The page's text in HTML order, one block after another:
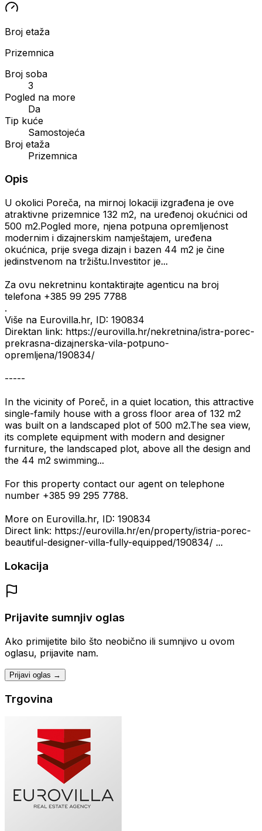
Broj etaža
Prizemnica
Broj soba
3
Pogled na more
Da
Tip kuće
Samostojeća
Broj etaža
Prizemnica
Opis
U okolici Poreča, na mirnoj lokaciji izgrađena je ove
atraktivne prizemnice 132 m2, na uređenoj okućnici od
500 m2.Pogled more, njena potpuna opremljenost
modernim i dizajnerskim namještajem, uređena
okućnica, prije svega dizajn i bazen 44 m2 je čine
jedinstvenom na tržištu.Investitor je...
Za ovu nekretninu kontaktirajte agenticu na broj
telefona +385 99 295 7788
.
Više na Eurovilla.hr, ID: 190834
Direktan link: https://eurovilla.hr/nekretnina/istra-porec-
prekrasna-dizajnerska-vila-potpuno-
opremljena/190834/
-----
In the vicinity of Poreč, in a quiet location, this attractive
single-family house with a gross floor area of 132 m2
was built on a landscaped plot of 500 m2.The sea view,
its complete equipment with modern and designer
furniture, the landscaped plot, above all the design and
the 44 m2 swimming...
For this property contact our agent on telephone
number +385 99 295 7788.
More on Eurovilla.hr, ID: 190834
Direct link: https://eurovilla.hr/en/property/istria-porec-
beautiful-designer-villa-fully-equipped/190834/ ...
Lokacija
Prijavite sumnjiv oglas
Ako primijetite bilo što neobično ili sumnjivo u ovom
oglasu, prijavite nam.
Prijavi oglas →
Trgovina